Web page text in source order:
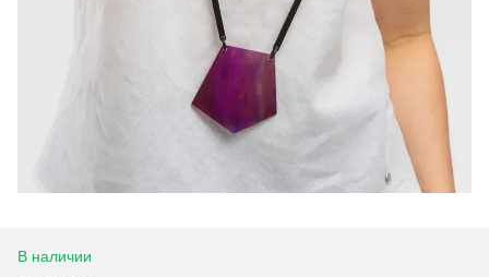
В наличии